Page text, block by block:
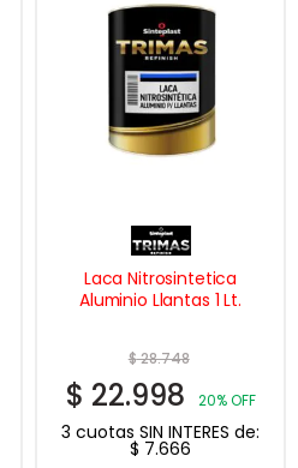
Laca Nitrosintetica
Aluminio Llantas 1 Lt.
$28.748
$ 22.998 20% OFF
3 cuotas SIN INTERES de:
$ 7.666